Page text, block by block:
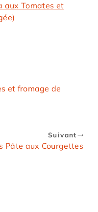
aux Tomates et
et fromage de
Suivant
Pâte aux Courgettes